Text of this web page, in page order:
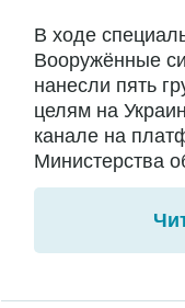
В ходе
Вооружённые
нанесли пять
целям на
канале на
Министерства